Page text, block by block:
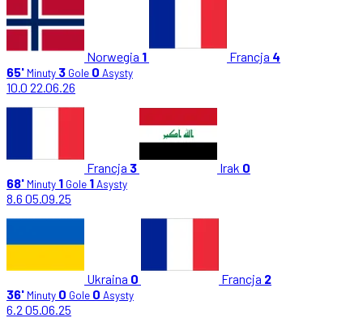
Norwegia 1 Francja 4
65' Minuty 3 Gole 0 Asysty
10.0 22.06.26
Francja 3 Irak 0
68' Minuty 1 Gole 1Asysty
8.6 05.09.25
Ukraina 0 Francja 2
36' Minuty 0 Gole 0 Asysty
6.2 05.06.25